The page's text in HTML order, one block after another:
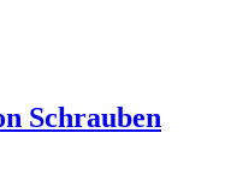
Schrauben